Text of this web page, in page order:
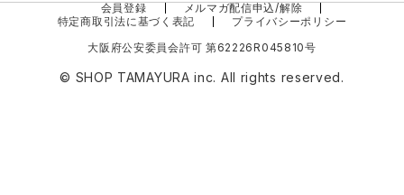
会員登録
メルマガ配信申込/解除
特定商取引法に基づく表記
プライバシーポリシー
大阪府公安委員会許可 第62226R045810号
© SHOP TAMAYURA inc. All rights reserved.